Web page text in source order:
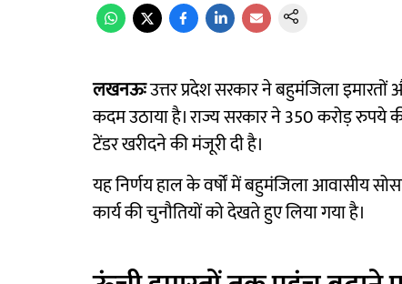
लखनऊःउत्तर प्रदेश सरकार ने बहुमंजिला
कदम उठाया है। राज्य सरकार ने 350 करोड़ रुपये
टेंडर खरीदने की मंजूरी दी है।
यह निर्णय हाल के वर्षों में बहुमंजिला आवासीय
कार्य की चुनौतियों को देखते हुए लिया गया है।